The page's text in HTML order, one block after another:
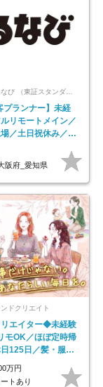
株式会社ぐるなび （東証スタンダード上場）
プランナー】未経
リモートメイン／
／土日祝休み／東
古屋
阪府_愛知県
ドクリエイト
エイター◆未経験
モOK／ほぼ定時帰
125日／髪・服・
副業OK
万円
トあり